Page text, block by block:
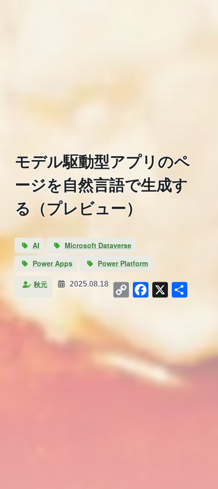
モデル駆動型アプリのペ
ージを自然言語で生成す
る（プレビュー）
AI
Microsoft Dataverse
Power Apps
Power Platform
秋元 2025.08.18 Copy
Link
Facebook
X